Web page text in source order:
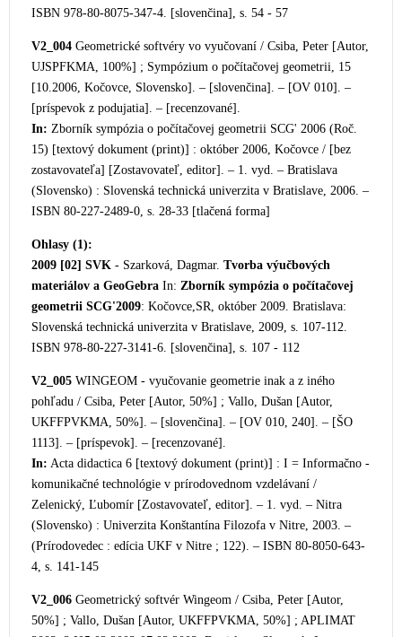
ISBN 978-80-8075-347-4. [slovenčina], s. 54 - 57
V2_004 Geometrické softvéry vo vyučovaní / Csiba, Peter [Autor,
UJSPFKMA, 100%] ; Sympózium o počítačovej geometrii, 15
[10.2006, Kočovce, Slovensko]. – [slovenčina]. – [OV 010]. –
[príspevok z podujatia]. – [recenzované].
In: Zborník sympózia o počítačovej geometrii SCG' 2006 (Roč.
15) [textový dokument (print)] : október 2006, Kočovce / [bez
zostavovateľa] [Zostavovateľ, editor]. – 1. vyd. – Bratislava
(Slovensko) : Slovenská technická univerzita v Bratislave, 2006. –
ISBN 80-227-2489-0, s. 28-33 [tlačená forma]
Ohlasy (1):
2009 [02] SVK - Szarková, Dagmar. Tvorba výučbových
materiálov a GeoGebra In: Zborník sympózia o počítačovej
geometrii SCG'2009: Kočovce,SR, október 2009. Bratislava:
Slovenská technická univerzita v Bratislave, 2009, s. 107-112.
ISBN 978-80-227-3141-6. [slovenčina], s. 107 - 112
V2_005 WINGEOM - vyučovanie geometrie inak a z iného
pohľadu / Csiba, Peter [Autor, 50%] ; Vallo, Dušan [Autor,
UKFFPVKMA, 50%]. – [slovenčina]. – [OV 010, 240]. – [ŠO
1113]. – [príspevok]. – [recenzované].
In: Acta didactica 6 [textový dokument (print)] : I = Informačno -
komunikačné technológie v prírodovednom vzdelávaní /
Zelenický, Ľubomír [Zostavovateľ, editor]. – 1. vyd. – Nitra
(Slovensko) : Univerzita Konštantína Filozofa v Nitre, 2003. –
(Prírodovedec : edícia UKF v Nitre ; 122). – ISBN 80-8050-643-
4, s. 141-145
V2_006 Geometrický softvér Wingeom / Csiba, Peter [Autor,
50%] ; Vallo, Dušan [Autor, UKFFPVKMA, 50%] ; APLIMAT